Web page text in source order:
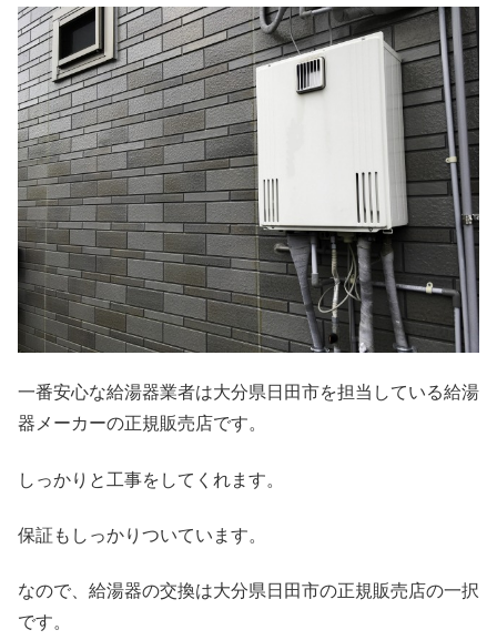
一番安心な給湯器業者は大分県日田市を担当している給湯
器メーカーの正規販売店です。
しっかりと工事をしてくれます。
保証もしっかりついています。
なので、給湯器の交換は大分県日田市の正規販売店の一択
です。